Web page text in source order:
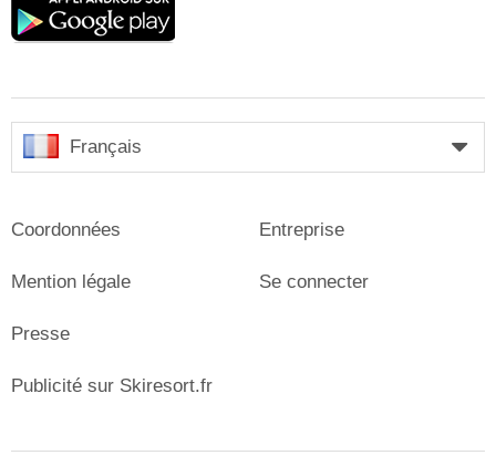
Français
Coordonnées
Mention légale
Presse
Entreprise
Se connecter
Publicité sur Skiresort.fr